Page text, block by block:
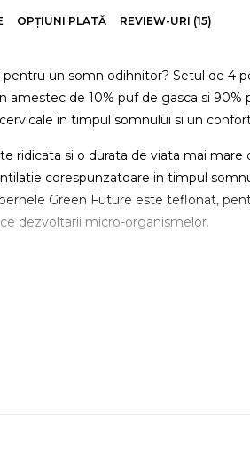
OPȚIUNI PLATĂ REVIEW-URI (15)
pentru un somn odihnitor? Setul de 4
amestec de 10% puf de gasca si 90%
in timpul somnului si un
ridicata si o durata de viata mai mare
corespunzatoare in timpul
Green Future este teflonat,
dezvoltarii micro-organismelor.